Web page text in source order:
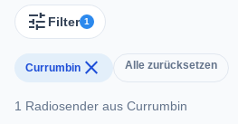
tune Filter 1
Currumbin close Alle zurücksetzen
1 Radiosender aus Currumbin